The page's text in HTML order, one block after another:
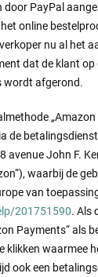
door PayPal
online
nu al het
dat de klant op
wordt afgerond.
de
avenue John F.
waarbij de
van
201751590. Als
Payments“ als
klikken waarmee
ook een